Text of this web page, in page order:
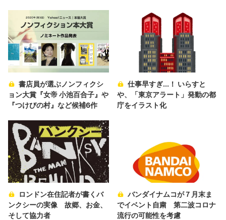
書店員が選ぶノンフィクシ
ョン大賞『女帝 小池百合子』や
『つけびの村』など候補6作
仕事早すぎ...！ いらすと
や、「東京アラート」発動の都
庁をイラスト化
ロンドン在住記者が書くバ
ンクシーの実像 故郷、お金、
そして協力者
バンダイナムコが７月末ま
でイベント自粛 第二波コロナ
流行の可能性を考慮